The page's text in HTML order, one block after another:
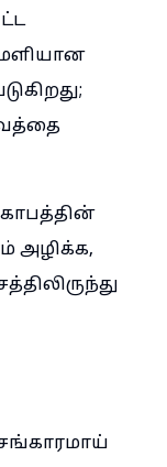
அழிக்க,